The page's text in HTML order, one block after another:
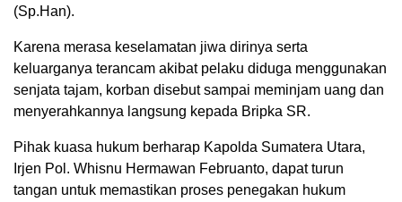
(Sp.Han).
Karena merasa keselamatan jiwa dirinya serta
keluarganya terancam akibat pelaku diduga menggunakan
senjata tajam, korban disebut sampai meminjam uang dan
menyerahkannya langsung kepada Bripka SR.
Pihak kuasa hukum berharap Kapolda Sumatera Utara,
Irjen Pol. Whisnu Hermawan Februanto, dapat turun
tangan untuk memastikan proses penegakan hukum